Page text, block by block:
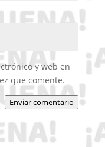
y web en
que comente.
Enviar comentario